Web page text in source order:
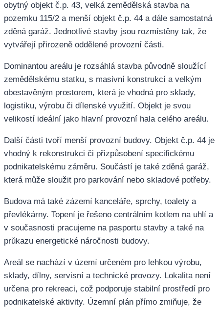
obytný objekt č.p. 43, velká zemědělská stavba na
pozemku 115/2 a menší objekt č.p. 44 a dále samostatná
zděná garáž. Jednotlivé stavby jsou rozmístěny tak, že
vytvářejí přirozeně oddělené provozní části.
Dominantou areálu je rozsáhlá stavba původně sloužící
zemědělskému statku, s masivní konstrukcí a velkým
obestavěným prostorem, která je vhodná pro sklady,
logistiku, výrobu či dílenské využití. Objekt je svou
velikostí ideální jako hlavní provozní hala celého areálu.
Další části tvoří menší provozní budovy. Objekt č.p. 44 je
vhodný k rekonstrukci či přizpůsobení specifickému
podnikatelskému záměru. Součástí je také zděná garáž,
která může sloužit pro parkování nebo skladové potřeby.
Budova má také zázemí kanceláře, sprchy, toalety a
převlékárny. Topení je řešeno centrálním kotlem na uhlí a
v současnosti pracujeme na pasportu stavby a také na
průkazu energetické náročnosti budovy.
Areál se nachází v území určeném pro lehkou výrobu,
sklady, dílny, servisní a technické provozy. Lokalita není
určena pro rekreaci, což podporuje stabilní prostředí pro
podnikatelské aktivity. Územní plán přímo zmiňuje, že